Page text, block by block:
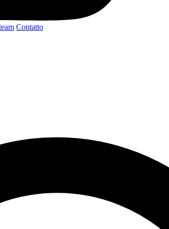
Contatto